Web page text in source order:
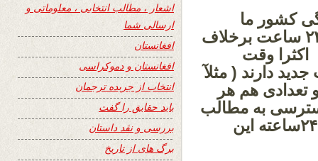
کشور ما
داشتند اضافه نمودند که میخواهم سایت ۲۴ ساعت برخلاف
وقت
دارند ( مثلآ
تعدادی هم هر
به مطالب
جدید بلادرنگ آنرا نشر نمایم ، یعنی بطور ۲۴ساعته این
اشعار ، مطالب انتخابی ، معلوماتی و
ارسالی شما
افغانستان
افغانستان و دموکراسی
انتخاب از جریده ترجمان
باید حقایق را گفت
بررسی و نقد داستان
برگ های از تاریخ